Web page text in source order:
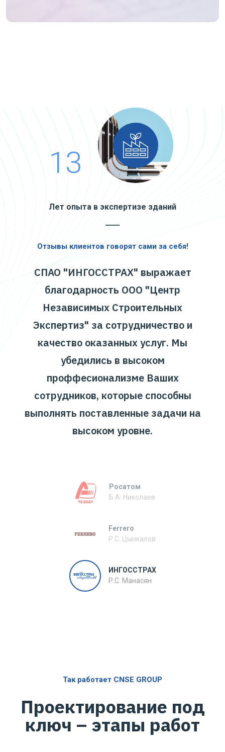
13
Лет опыта в экспертизе зданий
Отзывы клиентов говорят сами за себя!
СПАО "ИНГОССТРАХ" выражает
благодарность ООО "Центр
Независимых Строительных
Экспертиз" за сотрудничество и
качество оказанных услуг. Мы
убедились в высоком
проффесионализме Ваших
сотрудников, которые способны
выполнять поставленные задачи на
высоком уровне.
Росатом
Б.А. Николаев
Ferrero
Р.С. Цынкалов
ИНГОССТРАХ
Р.С. Манасян
Так работает CNSE GROUP
Проектирование под
ключ – этапы работ